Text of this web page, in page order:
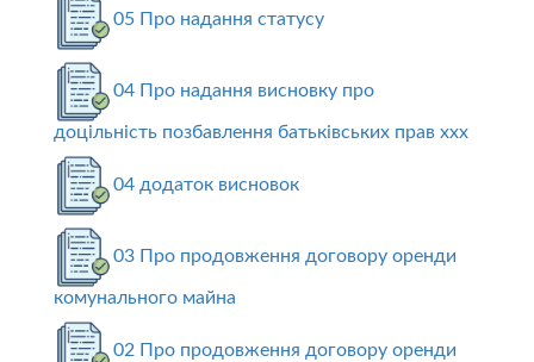
05 Про надання статусу
04 Про надання висновку про
доцільність позбавлення батьківських прав ххх
04 додаток висновок
03 Про продовження договору оренди
комунального майна
02 Про продовження договору оренди